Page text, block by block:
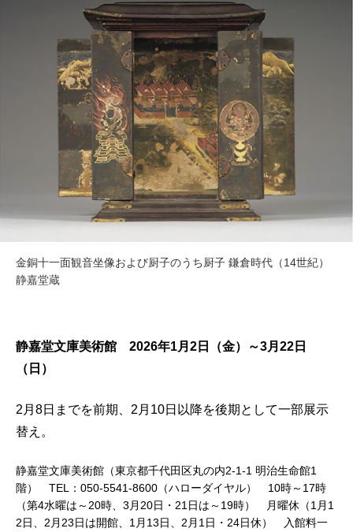
金銅十一面観音坐像および厨子のうち厨子 鎌倉時代（14世紀）
静嘉堂蔵
静嘉堂文庫美術館 2026年1月2日（金）～3月22日
（日）
2月8日までを前期、2月10日以降を後期として一部展示
替え。
静嘉堂文庫美術館（東京都千代田区丸の内2-1-1 明治生命館1
階） TEL：050-5541-8600（ハローダイヤル） 10時～17時
（第4水曜は～20時、3月20日・21日は～19時） 月曜休（1月1
2日、2月23日は開館、1月13日、2月1日・24日休） 入館料一